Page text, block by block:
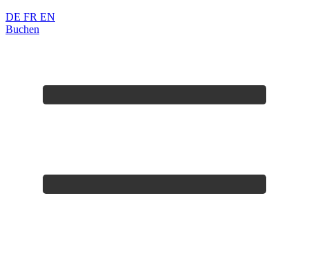
DE FR EN
Buchen